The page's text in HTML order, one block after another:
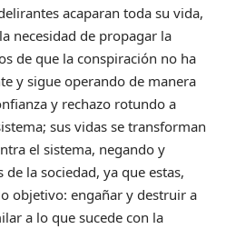
acaparan toda su vida,
necesidad de propagar la
de que la conspiración no ha
y sigue operando de manera
y rechazo rotundo a
sus vidas se transforman
el sistema, negando y
la sociedad, ya que estas,
objetivo: engañar y destruir a
a lo que sucede con la